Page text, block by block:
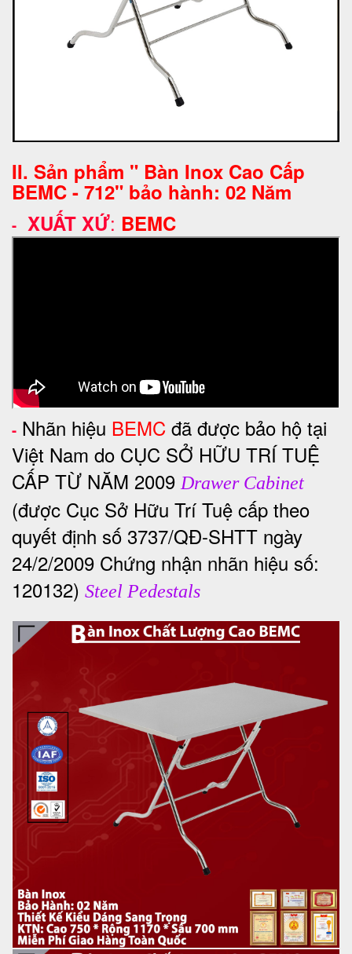
II. Sản phẩm " Bàn Inox Cao Cấp
BEMC - 712" bảo hành: 02 Năm
- XUẤT XỨ: BEMC
- Nhãn hiệu BEMC đã được bảo hộ tại
Việt Nam do CỤC SỞ HỮU TRÍ TUỆ
CẤP TỪ NĂM 2009Drawer Cabinet
(được Cục Sở Hữu Trí Tuệ cấp theo
quyết định số 3737/QĐ-SHTT ngày
24/2/2009 Chứng nhận nhãn hiệu số:
120132) Steel Pedestals